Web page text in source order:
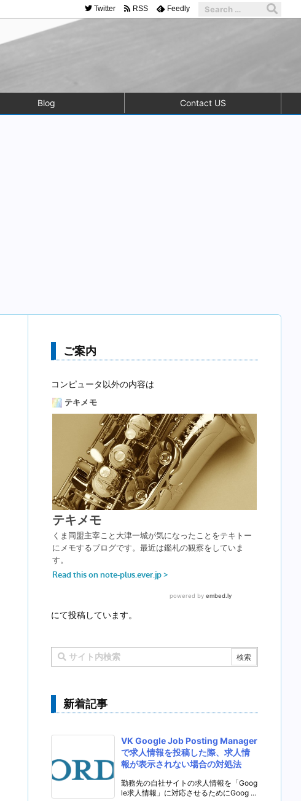
Blog Contact US
Twitter RSS Feedly
ご案内
コンピュータ以外の内容は
にて投稿しています。
新着記事
VK Google Job Posting Manager
で求人情報を投稿した際、求人情
報が表示されない場合の対処法
勤務先の自社サイトの求人情報を「Goog
le求人情報」に対応させるためにGoog ...